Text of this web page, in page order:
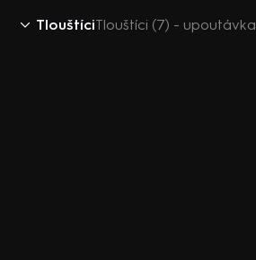
TlouštíciTlouštíci (7) - upoutávka